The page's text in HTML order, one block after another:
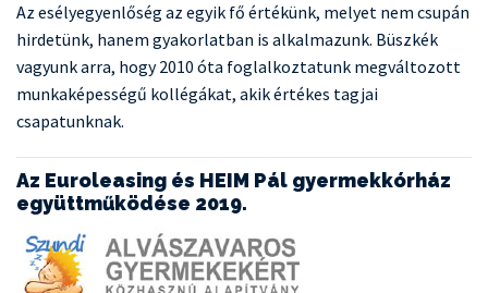
Az esélyegyenlőség az egyik fő értékünk, melyet nem csupán
hirdetünk, hanem gyakorlatban is alkalmazunk. Büszkék
vagyunk arra, hogy 2010 óta foglalkoztatunk megváltozott
munkaképességű kollégákat, akik értékes tagjai
csapatunknak.
Az Euroleasing és HEIM Pál gyermekkórház
együttműködése 2019.